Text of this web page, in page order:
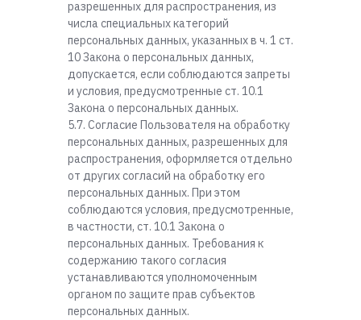
разрешенных для распространения, из
числа специальных категорий
персональных данных, указанных в ч. 1 ст.
10 Закона о персональных данных,
допускается, если соблюдаются запреты
и условия, предусмотренные ст. 10.1
Закона о персональных данных.
5.7. Согласие Пользователя на обработку
персональных данных, разрешенных для
распространения, оформляется отдельно
от других согласий на обработку его
персональных данных. При этом
соблюдаются условия, предусмотренные,
в частности, ст. 10.1 Закона о
персональных данных. Требования к
содержанию такого согласия
устанавливаются уполномоченным
органом по защите прав субъектов
персональных данных.